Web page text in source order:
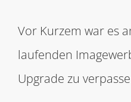
Vor Kurzem war es
laufenden
Upgrade zu